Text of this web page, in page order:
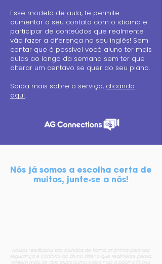
Esse modelo de aula, te permite
aumentar o seu contato com o idioma e
participar de conteúdos que realmente
vão fazer a diferença no seu inglês! Sem
contar que é possível você aluno ter mais
aulas ao longo da semana sem ter que
alterar um centavo se quer do seu plano.
Saiba mais sobre o serviço, clicando
aqui.
Nós já somos a escolha certa de
muitos, junte-se a nós!
Nossos Feedbacks são colhidos de forma anônima para dar
segurança e conforto ao aluno dizer o que realmente pensa.
Existem mais de 1.500 prints como esses, mas a página ficaria